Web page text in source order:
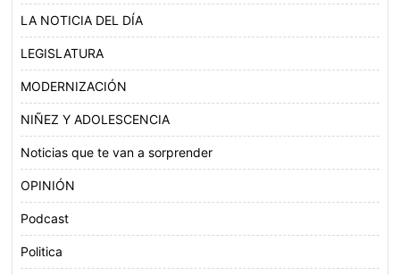
LA NOTICIA DEL DÍA
LEGISLATURA
MODERNIZACIÓN
NIÑEZ Y ADOLESCENCIA
Noticias que te van a sorprender
OPINIÓN
Podcast
Politica